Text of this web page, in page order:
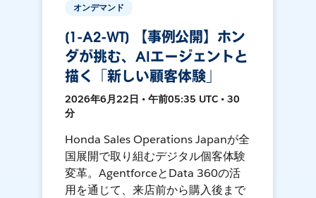
オンデマンド
[1-A2-WT] 【事例公開】ホン
ダが挑む、AIエージェントと
描く「新しい顧客体験」
2026年6月22日 • 午前05:35 UTC • 30
分
Honda Sales Operations Japanが全
国展開で取り組むデジタル個客体験
変革。AgentforceとData 360の活
用を通じて、来店前から購入後まで